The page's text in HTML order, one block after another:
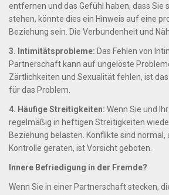
entfernen und das Gefühl haben, dass Sie
stehen, könnte dies ein Hinweis auf eine
Beziehung sein. Die Verbundenheit und
3. Intimitätsprobleme: Das Fehlen von
Partnerschaft kann auf ungelöste
Zärtlichkeiten und Sexualität fehlen, ist
für das Problem.
4. Häufige Streitigkeiten: Wenn Sie und
regelmäßig in heftigen Streitigkeiten
Beziehung belasten. Konflikte sind
Kontrolle geraten, ist Vorsicht geboten.
Innere Befriedigung in der Fremde?
Wenn Sie in einer Partnerschaft stecken,